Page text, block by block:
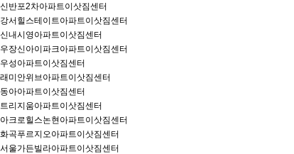
신반포2차아파트이삿짐센터
강서힐스테이트아파트이삿짐센터
신내시영아파트이삿짐센터
우장신아이파크아파트이삿짐센터
우성아파트이삿짐센터
래미안위브아파트이삿짐센터
동아아파트이삿짐센터
트리지움아파트이삿짐센터
아크로힐스논현아파트이삿짐센터
화곡푸르지오아파트이삿짐센터
서울가든빌라아파트이삿짐센터